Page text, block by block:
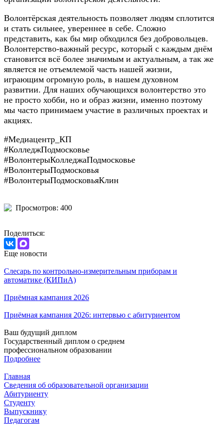
Волонтёрская деятельность позволяет людям сплотится
и стать сильнее, увереннее в себе. Сложно
представить, как бы мир обходился без добровольцев.
Волонтерство-важный ресурс, который с каждым днём
становится всё более значимым и актуальным, а так же
является не отъемлемой часть нашей жизни,
играющим огромную роль, в нашем духовном
развитии. Для наших обучающихся волонтерство это
не просто хобби, но и образ жизни, именно поэтому
мы часто принимаем участие в различных проектах и
акциях.
#Медиацентр_КП
#КолледжПодмосковье
#ВолонтерыКолледжаПодмосковье
#ВолонтерыПодмосковья
#ВолонтерыПодмосковьяКлин
Просмотров: 400
Поделиться:
Еще новости
Слесарь по контрольно-измерительным приборам и
автоматике (КИПиА)
Приёмная кампания 2026
Приёмная кампания 2026: интервью с абитуриентом
Ваш будущий диплом
Государственный диплом о среднем
профессиональном образовании
Подробнее
Главная
Сведения об образовательной организации
Абитуриенту
Студенту
Выпускнику
Педагогам